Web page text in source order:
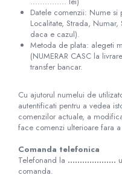
Datele comenzii: Nume si
Localitate, Strada,
daca e cazul).
Metoda de plata: alegeti
(NUMERAR CASC la
transfer bancar.
Cu ajutorul numelui de
autentificati pentru a vedea
comenzilor actuale, a
face comenzi ulterioare fara
Comanda telefonica
Telefonand la ....................
comanda.